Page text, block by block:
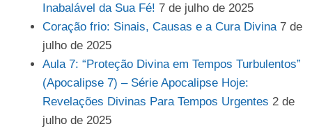
Inabalável da Sua Fé! 7 de julho de 2025
Coração frio: Sinais, Causas e a Cura Divina 7 de
julho de 2025
Aula 7: “Proteção Divina em Tempos Turbulentos”
(Apocalipse 7) – Série Apocalipse Hoje:
Revelações Divinas Para Tempos Urgentes 2 de
julho de 2025